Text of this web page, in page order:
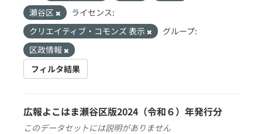
瀬谷区
ライセンス:
クリエイティブ・コモンズ 表示
グループ:
区政情報
フィルタ結果
広報よこはま瀬谷区版2024（令和６）年発行分
このデータセットには説明がありません